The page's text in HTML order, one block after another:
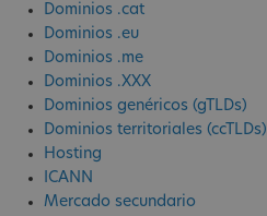
Dominios .cat
Dominios .eu
Dominios .me
Dominios .XXX
Dominios genéricos (gTLDs)
Dominios territoriales (ccTLDs)
Hosting
ICANN
Mercado secundario